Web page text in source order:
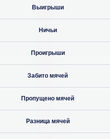
Выигрыши
Ничьи
Проигрыши
Забито мячей
Пропущено мячей
Разница мячей